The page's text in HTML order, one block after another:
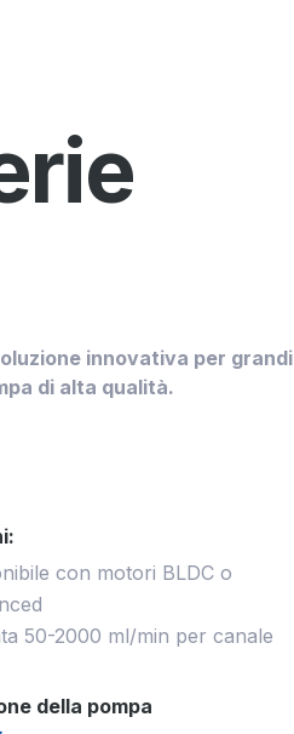
innovativa per grandi
di alta qualità.
con motori BLDC o
50-2000 ml/min per canale
della pompa